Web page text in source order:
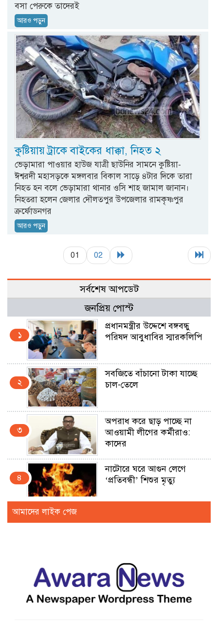
বসা পেরুকে তাদেরই
আরও পড়ুন
কুষ্টিয়ায় ট্রাকে বাইকের ধাক্কা, নিহত ২
ভেড়ামারা পাওয়ার হাউজ যাত্রী ছাউনির সামনে কুষ্টিয়া-
ঈশ্বরদী মহাসড়কে মঙ্গলবার বিকাল সাড়ে ৪টার দিকে তারা
নিহত হন বলে ভেড়ামারা থানার ওসি শাহ জামাল জানান।
নিহতরা হলেন জেলার দৌলতপুর উপজেলার রামকৃষ্ণপুর
ক্রর্ফোডনগর
আরও পড়ুন
01 02
সর্বশেষ আপডেট
জনপ্রিয় পোস্ট
১
প্রধানমন্ত্রীর উদ্দেশে বঙ্গবন্ধু
পরিষদ আবুধাবির স্মারকলিপি
২
সবজিতে বাঁচানো টাকা যাচ্ছে
চাল-তেলে
৩
অপরাধ করে ছাড় পাচ্ছে না
আওয়ামী লীগের কর্মীরাও:
কাদের
৪
নাটোরে ঘরে আগুন লেগে
‘প্রতিবন্ধী’ শিশুর মৃত্যু
৫
ফেইসবুক লাইভে সাকিবকে
হুমকিদাতা সুনামগঞ্জে আটক
আমাদের লাইক পেজ